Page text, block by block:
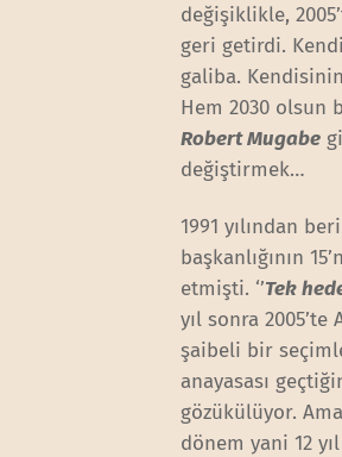
değişiklikle,
geri getirdi.
galiba.
Hem 2030 olsun
Robert Mugabe
değiştirmek…
1991 yılından
başkanlığının
etmişti. ‘’Tek
yıl sonra 2005’te
şaibeli bir
anayasası
gözükülüyor.
dönem yani 12